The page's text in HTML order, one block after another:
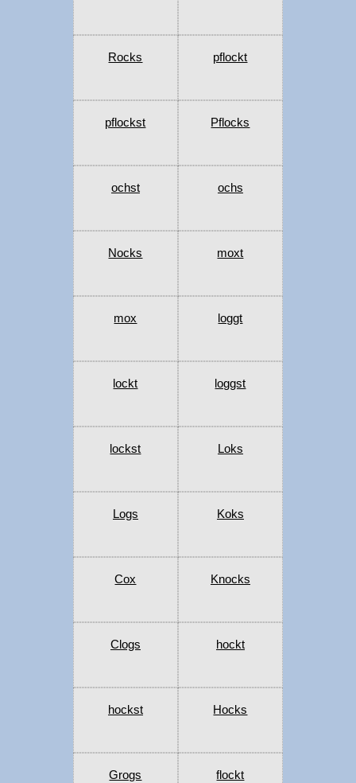
Rocks pflockt
pflockst Pflocks
ochst ochs
Nocks moxt
mox loggt
lockt loggst
lockst Loks
Logs Koks
Cox Knocks
Clogs hockt
hockst Hocks
Grogs flockt